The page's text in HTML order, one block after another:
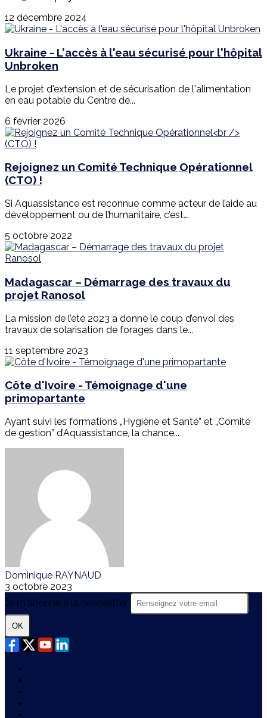
12 décembre 2024
Ukraine - L'accès à l'eau sécurisé pour l'hôpital
Unbroken
Le projet d'extension et de sécurisation de l'alimentation
en eau potable du Centre de...
6 février 2026
Rejoignez un Comité Technique Opérationnel
(CTO) !
Si Aquassistance est reconnue comme acteur de l’aide au
développement ou de l’humanitaire, c’est...
5 octobre 2022
Madagascar – Démarrage des travaux du
projet Ranosol
La mission de l’été 2023 a donné le coup d’envoi des
travaux de solarisation de forages dans le...
11 septembre 2023
Côte d'Ivoire - Témoignage d'une
primopartante
Ayant suivi les formations „Hygiène et Santé” et „Comité
de gestion” d’Aquassistance, la chance...
Dominique RAYNAUD
3 octobre 2023
Je m'abonne à la newsletter
OK